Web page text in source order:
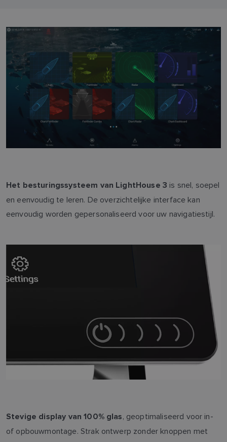
Het besturingssysteem van LightHouse 3 is snel, soepel
en eenvoudig te leren. De overzichtelijke interface kan
eenvoudig worden gepersonaliseerd voor uw navigatiestijl.
Stevige display van 100% glas, geoptimaliseerd voor in-
of opbouwmontage. Strak ontwerp zonder knoppen met